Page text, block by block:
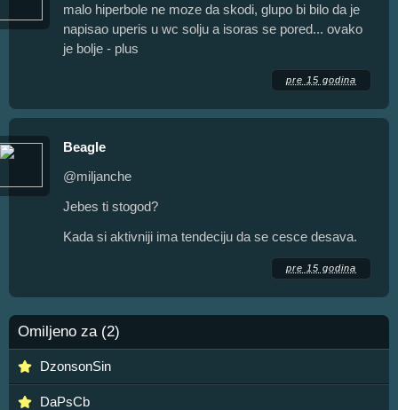
malo hiperbole ne moze da skodi, glupo bi bilo da je
napisao uperis u wc solju a isoras se pored... ovako
je bolje - plus
pre 15 godina
Beagle
@miljanche
Jebes ti stogod?
Kada si aktivniji ima tendeciju da se cesce desava.
pre 15 godina
Omiljeno za (2)
DzonsonSin
DaPsCb